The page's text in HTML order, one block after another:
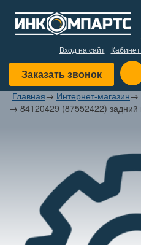
Вход на сайт
Заказать звонок
Главная→ Интернет-магазин→
→ 84120429 (87552422) задний